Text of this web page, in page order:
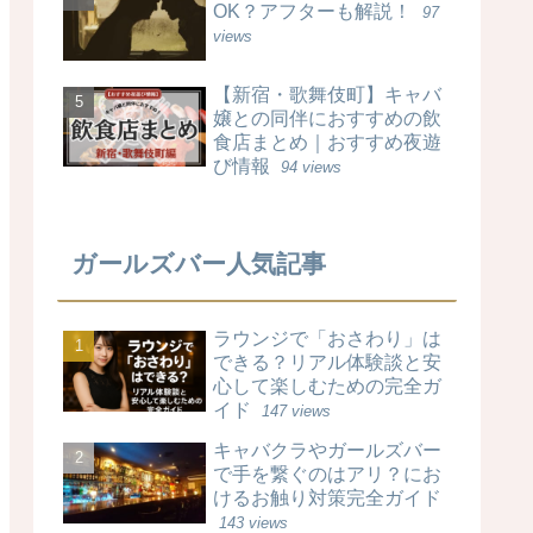
OK？アフターも解説！
97
views
【新宿・歌舞伎町】キャバ
嬢との同伴におすすめの飲
食店まとめ｜おすすめ夜遊
び情報
94 views
ガールズバー人気記事
ラウンジで「おさわり」は
できる？リアル体験談と安
心して楽しむための完全ガ
イド
147 views
キャバクラやガールズバー
で手を繋ぐのはアリ？にお
けるお触り対策完全ガイド
143 views